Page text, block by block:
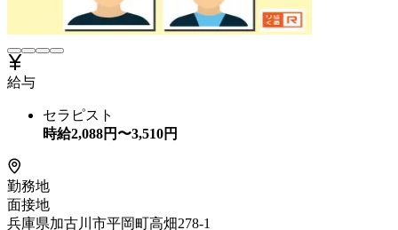
給与
セラピスト
時給2,088円〜3,510円
勤務地
面接地
兵庫県加古川市平岡町高畑278-1